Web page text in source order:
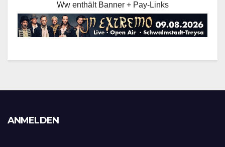
Ww enthält Banner + Pay-Links
ANMELDEN